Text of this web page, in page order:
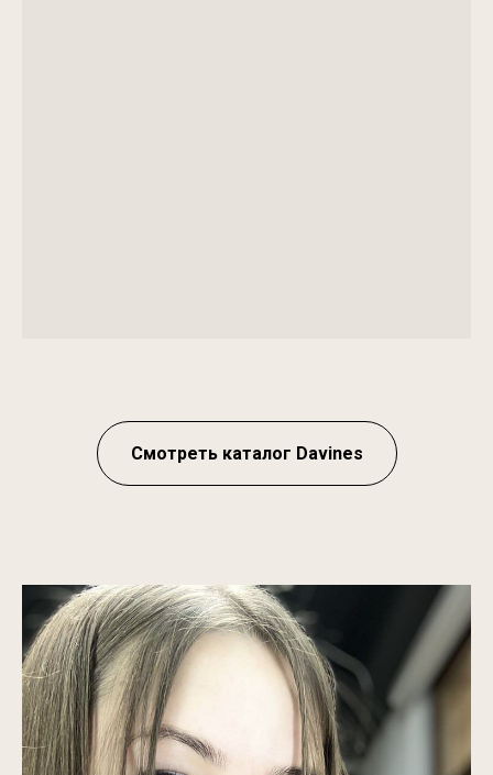
Смотреть каталог Davines